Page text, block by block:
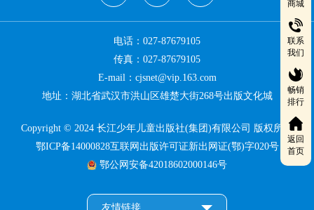
商城
联系
我们
畅销
排行
返回
首页
电话：027-87679105
传真：027-87679105
E-mail：cjsnet@vip.163.com
地址：湖北省武汉市洪山区雄楚大街268号出版文化城
Copyright © 2024 长江少年儿童出版社(集团)有限公司 版权所有
鄂ICP备14000828互联网出版许可证新出网证(鄂)字020号
鄂公网安备42018602000146号
友情链接